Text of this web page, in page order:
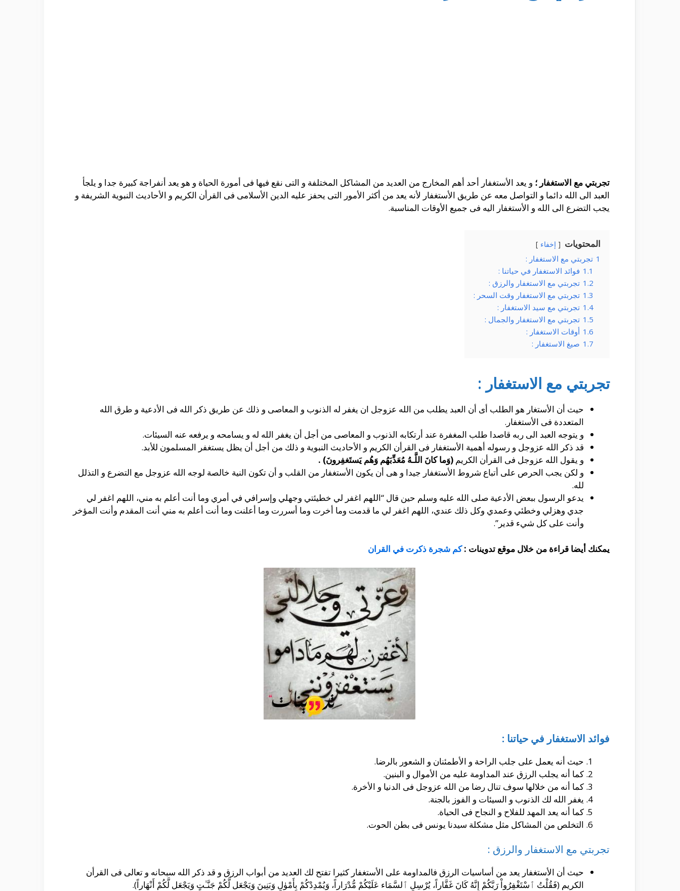
تجربتي مع الاستغفار ؛ و يعد الأستغفار أحد أهم المخارج من العديد من المشاكل المختلفة و التى نقع فيها فى أمورة الحياة و هو يعد أنفراجة كبيرة جدا و يلجأ
العبد الى الله دائما و التواصل معه عن طريق الأستغفار لأنه يعد من أكثر الأمور التى يحفز عليه الدين الأسلامى فى القرأن الكريم و الأحاديث النبوية الشريفة و
يجب التضرع الى الله و الأستغفار اليه فى جميع الأوقات المناسبة.
المحتويات إخفاء
1 تجربتي مع الاستغفار :
1.1 فوائد الاستغفار في حياتنا :
1.2 تجربتي مع الاستغفار والرزق :
1.3 تجربتي مع الاستغفار وقت السحر :
1.4 تجربتي مع سيد الاستغفار :
1.5 تجربتي مع الاستغفار والجمال :
1.6 أوقات الاستغفار :
1.7 صيغ الاستغفار :
تجربتي مع الاستغفار :
حيث أن الأستغار هو الطلب أى أن العبد يطلب من الله عزوجل ان يغفر له الذنوب و المعاصى و ذلك عن طريق ذكر الله فى الأدعية و طرق الله
المتعددة فى الأستغفار.
و يتوجه العبد الى ربه قاصدا طلب المغفرة عند أرتكابه الذنوب و المعاصى من أجل أن يغفر الله له و يسامحه و يرفعه عنه السيئات.
قد ذكر الله عزوجل و رسوله أهمية الأستغفار فى القرأن الكريم و الأحاديث النبوية و ذلك من أجل أن يظل يستغفر المسلمون للأبد.
و يقول الله عزوجل فى القرأن الكريم (وَما كانَ اللَّـهُ مُعَذِّبَهُم وَهُم يَستَغفِرونَ) .
و لكن يجب الحرص على أتباع شروط الأستغفار جيدا و هى أن يكون الأستغفار من القلب و أن تكون النية خالصة لوجه الله عزوجل مع التضرع و التذلل
لله.
يدعو الرسول ببعض الأدعية صلى الله عليه وسلم حين قال “اللهم اغفر لي خطيئتي وجهلي وإسرافي في أمري وما أنت أعلم به مني، اللهم اغفر لي
جدي وهزلي وخطئي وعمدي وكل ذلك عندي، اللهم اغفر لي ما قدمت وما أخرت وما أسررت وما أعلنت وما أنت أعلم به مني أنت المقدم وأنت المؤخر
وأنت على كل شيء قدير”.
يمكنك أيضا قراءة من خلال موقع تدوينات :كم شجرة ذكرت في القران
فوائد الاستغفار في حياتنا :
حيث أنه يعمل على جلب الراحة و الأطمئنان و الشعور بالرضا.
كما أنه يجلب الرزق عند المداومة عليه من الأموال و البنين.
كما أنه من خلالها سوف تنال رضا من الله عزوجل فى الدنيا و الأخرة.
يغفر الله لك الذنوب و السيئات و الفوز بالجنة.
كما أنه يعد المهد للفلاح و النجاح فى الحياة.
التخلص من المشاكل مثل مشكلة سيدنا يونس فى بطن الحوت.
تجربتي مع الاستغفار والرزق :
حيث أن الأستغفار يعد من أساسيات الرزق فالمداومة على الأستغفار كثيرا تفتح لك العديد من أبواب الرزق و قد ذكر الله سبحانه و تعالى فى القرأن
الكريم (فَقُلْتُ ٱسْتَغْفِرُواْ رَبَّكُمْ إِنَّهُ كَانَ غَفَّاراً، يُرْسِلِ ٱلسَّمَاء عَلَيْكُمْ مُّدْرَاراً، وَيُمْدِدْكُمْ بِأَمْوٰلٍ وَبَنِينَ وَيَجْعَل لَّكُمْ جَنَّـٰتٍ وَيَجْعَل لَّكُمْ أَنْهَاراً).